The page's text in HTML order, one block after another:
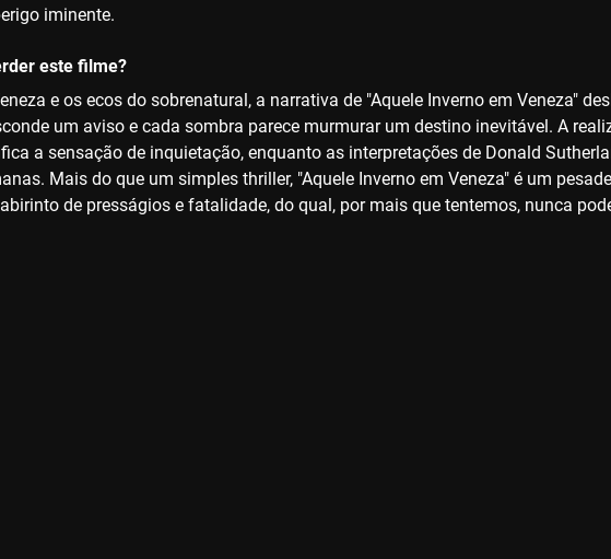
iminente.
este filme?
e os ecos do sobrenatural, a narrativa de "Aquele Inverno em Veneza"
um aviso e cada sombra parece murmurar um destino inevitável. A
a sensação de inquietação, enquanto as interpretações de Donald
Mais do que um simples thriller, "Aquele Inverno em Veneza" é um
de presságios e fatalidade, do qual, por mais que tentemos, nunca